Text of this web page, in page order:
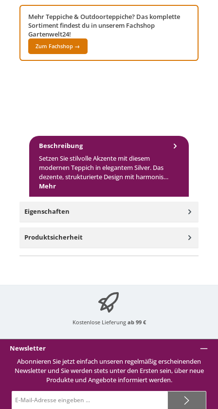
Mehr Teppiche & Outdoorteppiche? Das komplette
Sortiment findest du in unserem Fachshop
Gartenwelt24!
Zum Fachshop →
Beschreibung
Setzen Sie stilvolle Akzente mit diesem
modernen Teppich in elegantem Silver. Das
dezente, strukturierte Design mit harmonis…
Mehr
Eigenschaften
Produktsicherheit
Kostenlose Lieferung ab 99 €
Newsletter
Abonnieren Sie jetzt einfach unseren regelmäßig erscheinenden
Newsletter und Sie werden stets unter den Ersten sein, über neue
Produkte und Angebote informiert werden.
Mail-